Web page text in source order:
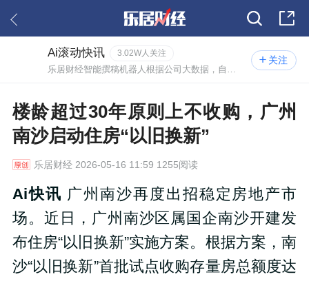
关注
Ai滚动快讯 3.02W人关注
楼龄超过30年原则上不收购，广州
南沙启动住房“以旧换新”
乐居财经2026-05-16 11:59 1255阅读
Ai快讯 广州南沙再度出招稳定房地产市
场。近日，广州南沙区属国企南沙开建发
布住房“以旧换新”实施方案。根据方案，南
沙“以旧换新”首批试点收购存量房总额度达